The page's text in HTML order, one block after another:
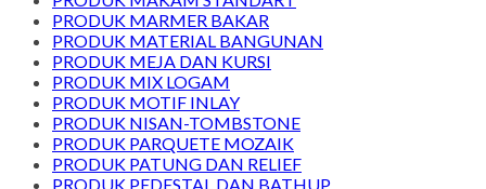
PRODUK MARMER BAKAR
PRODUK MATERIAL BANGUNAN
PRODUK MEJA DAN KURSI
PRODUK MIX LOGAM
PRODUK MOTIF INLAY
PRODUK NISAN-TOMBSTONE
PRODUK PARQUETE MOZAIK
PRODUK PATUNG DAN RELIEF
PRODUK PEDESTAL DAN BATHUP